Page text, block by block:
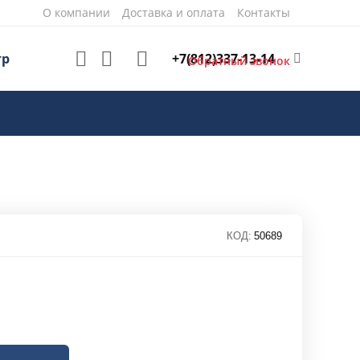
О компании Доставка и оплата Контакты
+7(812)337-13-14
Обратный звонок
КОД: 50689